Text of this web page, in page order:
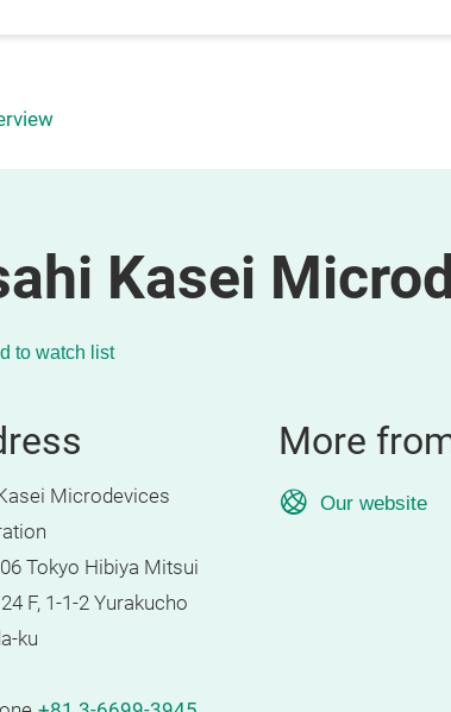
Kasei
to watch list
Microdevices
Tokyo Hibiya Mitsui
F, 1-1-2 Yurakucho
ku
More
Our website